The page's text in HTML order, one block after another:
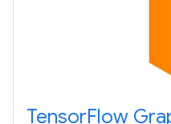
TensorFlow